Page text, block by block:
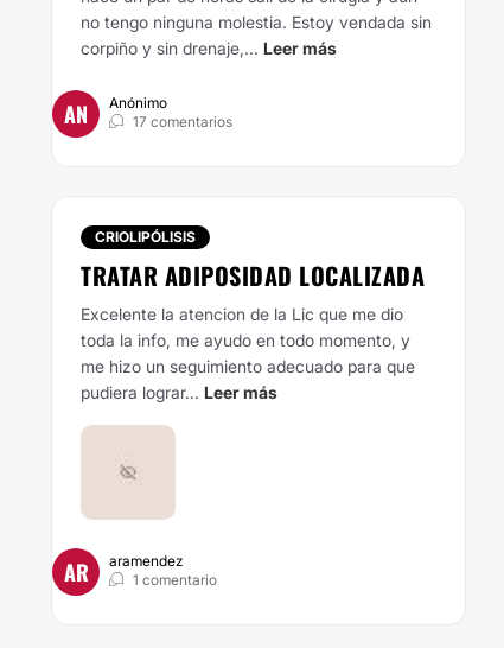
no tengo ninguna molestia. Estoy vendada sin
corpiño y sin drenaje,... Leer más
AN
Anónimo
17 comentarios
CRIOLIPÓLISIS
TRATAR ADIPOSIDAD LOCALIZADA
Excelente la atencion de la Lic que me dio
toda la info, me ayudo en todo momento, y
me hizo un seguimiento adecuado para que
pudiera lograr... Leer más
AR
aramendez
1 comentario